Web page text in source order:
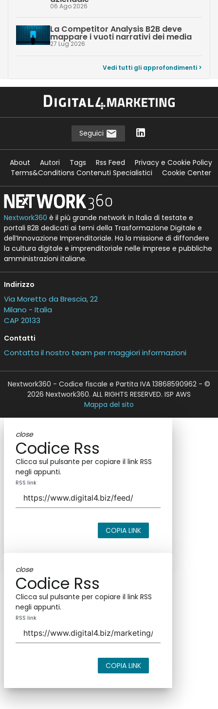
06 Ago 2026
La Competitor Analysis B2B deve
mappare i vuoti narrativi dei media
27 Lug 2026
Vedi tutti gli approfondimenti >
Seguici
About Autori Tags Rss Feed
Privacy e Cookie Policy
Terms&Conditions Contenuti Specialistici
Cookie Center
Nextwork360 è il più grande network in Italia di testate e
portali B2B dedicati ai temi della Trasformazione Digitale e
dell’Innovazione Imprenditoriale. Ha la missione di diffondere
la cultura digitale e imprenditoriale nelle imprese e pubbliche
amministrazioni italiane.
Indirizzo
Via Moretto da Brescia, 22
Milano - Italia
CAP 20133
Contatti
Contatta il nostro team per maggiori informazioni
Nextwork360 - Codice fiscale e Partita IVA 13868590962 - ©
2026 Nextwork360. ALL RIGHTS RESERVED. ISP AWS
Mappa del sito
close
Codice Rss
Clicca sul pulsante per copiare il link RSS
negli appunti.
RSS link
COPIA LINK
close
Codice Rss
Clicca sul pulsante per copiare il link RSS
negli appunti.
RSS link
COPIA LINK